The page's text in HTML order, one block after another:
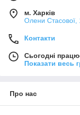
м. Харків
Олени Стасової,
Контакти
Сьогодні
Показати весь
Про нас